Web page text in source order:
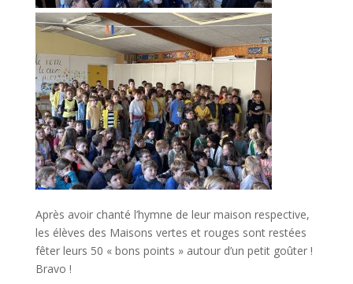
Après avoir chanté l’hymne de leur maison respective,
les élèves des Maisons vertes et rouges sont restées
fêter leurs 50 « bons points » autour d’un petit goûter !
Bravo !